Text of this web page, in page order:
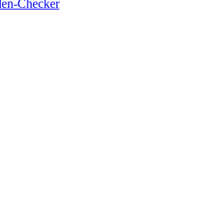
Checker